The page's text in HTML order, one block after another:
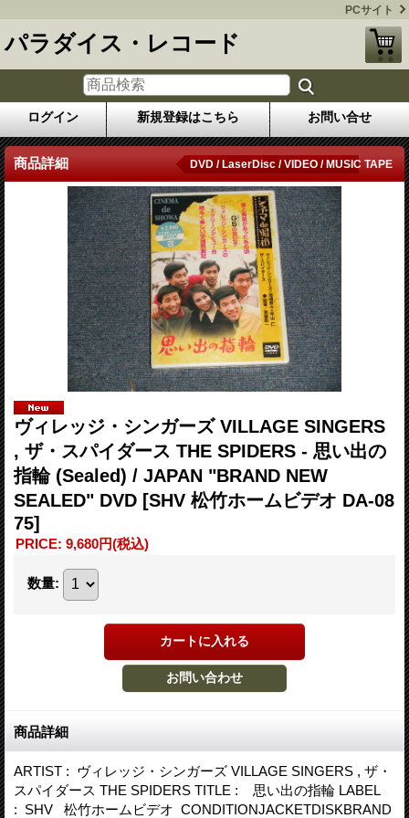
PCサイト
パラダイス・レコード
ログイン 新規登録はこちら お問い合せ
商品詳細 DVD / LaserDisc / VIDEO / MUSIC TAPE
ヴィレッジ・シンガーズ VILLAGE SINGERS
, ザ・スパイダース THE SPIDERS - 思い出の
指輪 (Sealed) / JAPAN "BRAND NEW
SEALED" DVD [SHV 松竹ホームビデオ DA-08
75]
PRICE: 9,680円(税込)
数量:
商品詳細
ARTIST : ヴィレッジ・シンガーズ VILLAGE SINGERS , ザ・
スパイダース THE SPIDERS TITLE : 思い出の指輪 LABEL
: SHV 松竹ホームビデオ CONDITIONJACKETDISKBRAND